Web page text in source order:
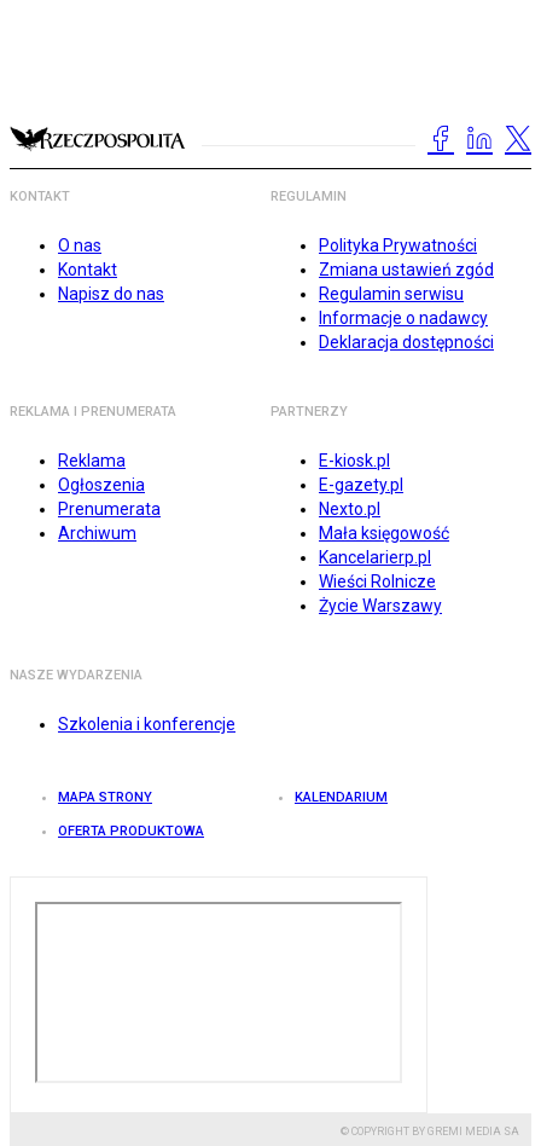
KONTAKT
O nas
Kontakt
Napisz do nas
REGULAMIN
Polityka Prywatności
Zmiana ustawień zgód
Regulamin serwisu
Informacje o nadawcy
Deklaracja dostępności
REKLAMA I PRENUMERATA
Reklama
Ogłoszenia
Prenumerata
Archiwum
PARTNERZY
E-kiosk.pl
E-gazety.pl
Nexto.pl
Mała księgowość
Kancelarierp.pl
Wieści Rolnicze
Życie Warszawy
NASZE WYDARZENIA
Szkolenia i konferencje
MAPA STRONY KALENDARIUM
OFERTA PRODUKTOWA
© COPYRIGHT BY GREMI MEDIA SA